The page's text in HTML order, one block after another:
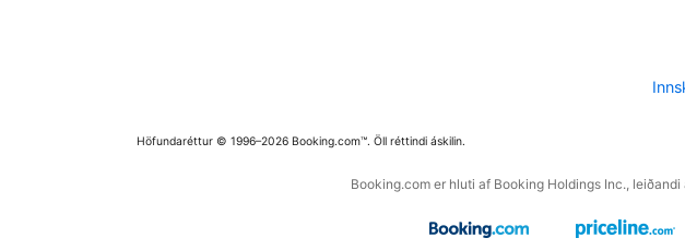
Höfundaréttur © 1996–2026 Booking.com™. Öll réttindi áskilin.
Booking.com er hluti af Booking Holdings Inc.,